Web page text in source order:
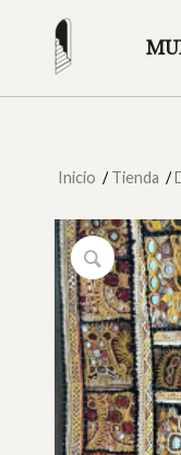
Inicio / Tienda /